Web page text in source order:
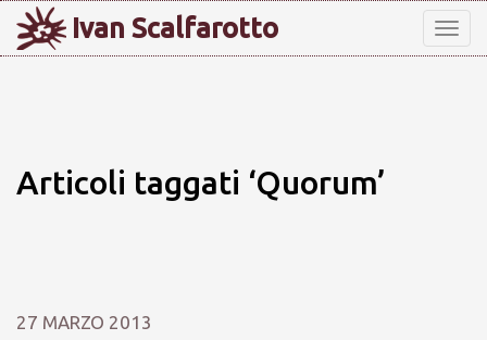
Ivan Scalfarotto
Articoli taggati ‘Quorum’
27 MARZO 2013